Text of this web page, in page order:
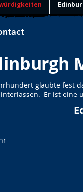
glaubte fest
Er ist eine